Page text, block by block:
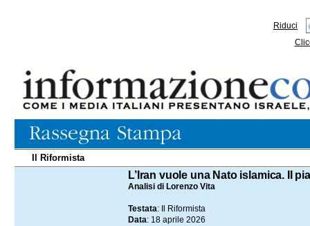
Riduci
Il Riformista
L’Iran vuole una Nato islamica. Il
Analisi di Lorenzo Vita
Testata: Il Riformista
Data: 18 aprile 2026